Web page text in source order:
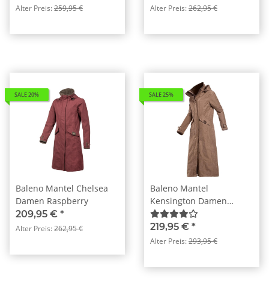
Alter Preis:259,95 € Alter Preis:262,95 €
SALE 20%
Baleno Mantel Chelsea
Damen Raspberry
209,95 € *
Alter Preis:262,95 €
SALE 25%
Baleno Mantel
Kensington Damen
Camel
219,95 € *
Alter Preis:293,95 €